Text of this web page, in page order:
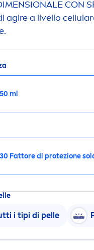
MENSIONALE CON
agire a livello cellular
50 ml
30 Fattore di protezione
i tipi di pelle